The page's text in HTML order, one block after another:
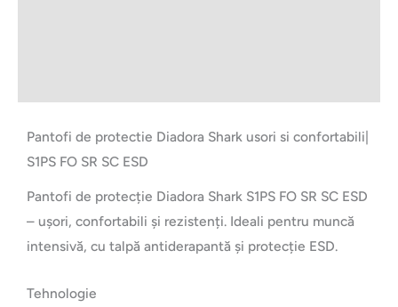
Pantofi de protectie Diadora Shark usori si confortabili|
S1PS FO SR SC ESD
Pantofi de protecție Diadora Shark S1PS FO SR SC ESD
– ușori, confortabili și rezistenți. Ideali pentru muncă
intensivă, cu talpă antiderapantă și protecție ESD.
Tehnologie